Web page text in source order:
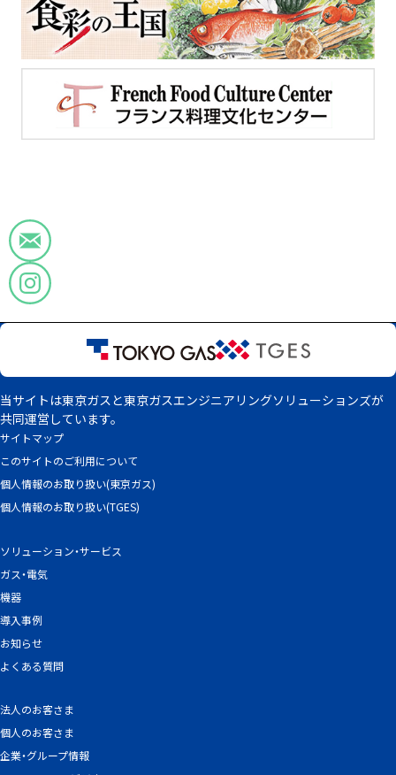
サイトマップ
このサイトのご利用について
個人情報のお取り扱い(東京ガス)
個人情報のお取り扱い(TGES)
ソリューション・サービス
ガス・電気
機器
導入事例
お知らせ
よくある質問
法人のお客さま
個人のお客さま
企業・グループ情報
当サイトは東京ガスと東京ガスエンジニアリングソリューションズが
共同運営しています。